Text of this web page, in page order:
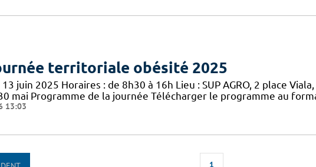
territoriale obésité 2025
juin 2025 Horaires : de 8h30 à 16h Lieu : SUP AGRO, 2 place Viala,
mai Programme de la journée Télécharger le programme au
13:03
1